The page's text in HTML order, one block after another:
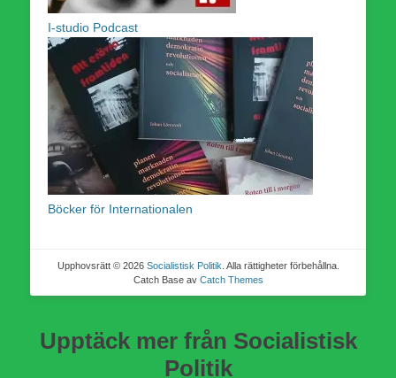
I-studio Podcast
Böcker för Internationalen
Upphovsrätt © 2026 Socialistisk Politik . Alla rättigheter förbehållna.
Catch Base av Catch Themes
Upptäck mer från Socialistisk
Politik